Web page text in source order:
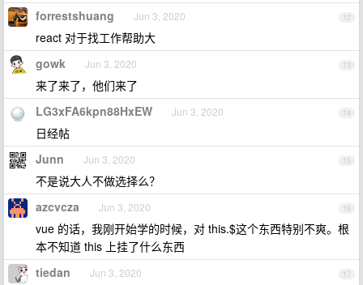
12
forrestshuang Jun 3, 2020
react 对于找工作帮助大
13
gowk Jun 3, 2020
来了来了，他们来了
14
LG3xFA6kpn88HxEW Jun 3, 2020
日经帖
15
Junn Jun 3, 2020
不是说大人不做选择么？
16
azcvcza Jun 3, 2020
vue 的话，我刚开始学的时候，对 this.$这个东西特别不爽。根
本不知道 this 上挂了什么东西
17
tiedan Jun 3, 2020